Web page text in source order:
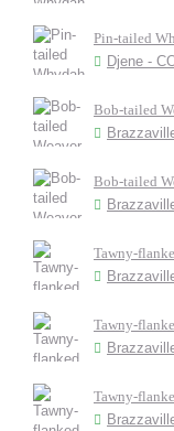
Pin-tailed
Djene -
Bob-tailed
Bob-tailed
Tawny-
Tawny-
Tawny-